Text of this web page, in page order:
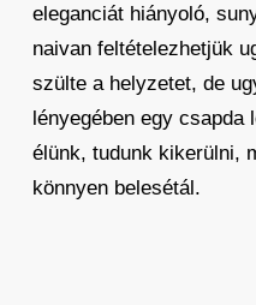
eleganciát hiányoló,
naivan feltételezhetjük
szülte a helyzetet, de
lényegében egy
élünk, tudunk kikerülni,
könnyen belesétál.